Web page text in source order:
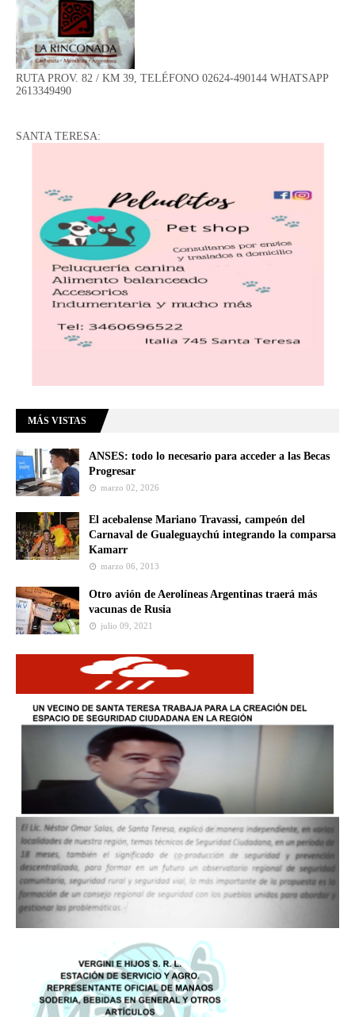
RUTA PROV. 82 / KM 39, TELÉFONO 02624-490144 WHATSAPP
2613349490
SANTA TERESA:
MÁS VISTAS
ANSES: todo lo necesario para acceder a las Becas
Progresar
marzo 02, 2026
El acebalense Mariano Travassi, campeón del
Carnaval de Gualeguaychú integrando la comparsa
Kamarr
marzo 06, 2013
Otro avión de Aerolíneas Argentinas traerá más
vacunas de Rusia
julio 09, 2021